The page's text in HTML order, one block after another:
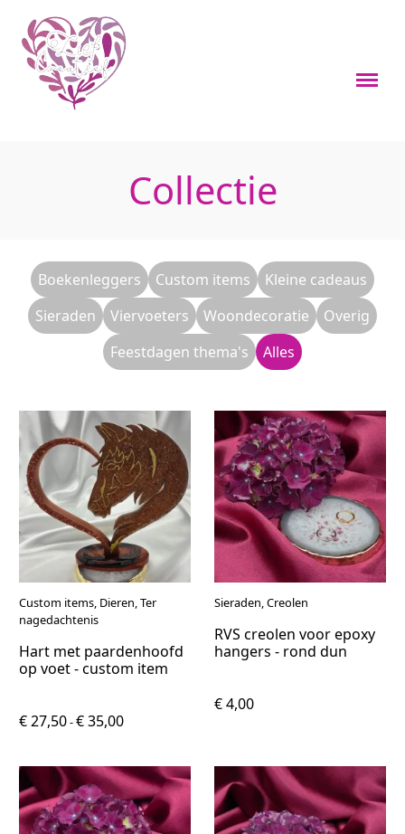
Webshop
Kleine cadeaus
Woondecoratie
Overig
Feestdagen thema's
Over mij
Materialen en onderhoud
Collectie
Boekenleggers Custom items
Kleine cadeaus
Sieraden
Viervoeters Woondecoratie
Overig
Feestdagen thema's
Alles
Custom items, Dieren, Ter
nagedachtenis
Hart met paardenhoofd
op voet - custom item
€ 27,50-€ 35,00
Sieraden, Creolen
RVS creolen voor epoxy
hangers - rond dun
€ 4,00